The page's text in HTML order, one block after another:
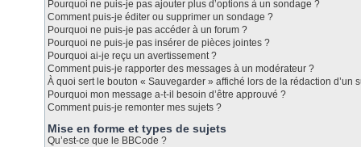
Pourquoi ne puis-je pas ajouter plus d’options à un sondage ?
Comment puis-je éditer ou supprimer un sondage ?
Pourquoi ne puis-je pas accéder à un forum ?
Pourquoi ne puis-je pas insérer de pièces jointes ?
Pourquoi ai-je reçu un avertissement ?
Comment puis-je rapporter des messages à un modérateur ?
À quoi sert le bouton « Sauvegarder » affiché lors de la rédaction d’un
Pourquoi mon message a-t-il besoin d’être approuvé ?
Comment puis-je remonter mes sujets ?
Mise en forme et types de sujets
Qu’est-ce que le BBCode ?